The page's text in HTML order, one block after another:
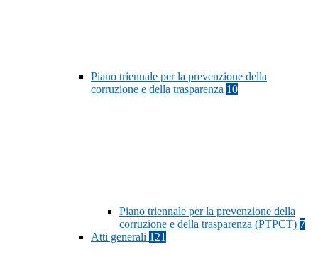
Piano triennale per la prevenzione della
corruzione e della trasparenza 10
Piano triennale per la prevenzione della
corruzione e della trasparenza (PTPCT) 7
Atti generali 121